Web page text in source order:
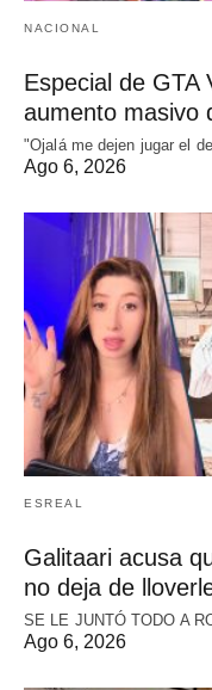
NACIONAL
Especial de GTA
aumento masivo
"Ojalá me dejen jugar el
Ago 6, 2026
ESREAL
Galitaari acusa
no deja de
SE LE JUNTÓ TODO A
Ago 6, 2026